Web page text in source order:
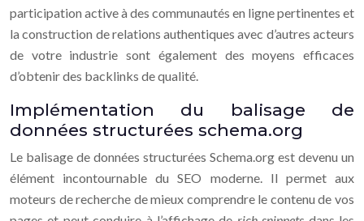
participation active à des communautés en ligne pertinentes et
la construction de relations authentiques avec d’autres acteurs
de votre industrie sont également des moyens efficaces
d’obtenir des backlinks de qualité.
Implémentation du balisage de
données structurées schema.org
Le balisage de données structurées Schema.org est devenu un
élément incontournable du SEO moderne. Il permet aux
moteurs de recherche de mieux comprendre le contenu de vos